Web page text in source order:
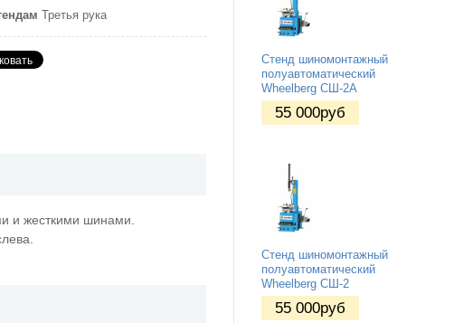
Третья рука
и жесткими шинами.
Стенд шиномонтажный
полуавтоматический
Wheelberg СШ-2А
55 000руб
Стенд шиномонтажный
полуавтоматический
Wheelberg СШ-2
55 000руб